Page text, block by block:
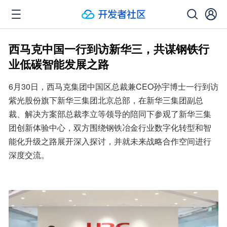
西马克中国一行到访新华三，共谋钢铁行
业低碳智能发展之路
6月30日，西马克集团中国区总裁兼CEO孙宇博士一行到访
紫光股份旗下新华三集团北京总部，在新华三集团副总
裁、解决方案部总裁李立等领导的陪同下参观了新华三集
团创新体验中心，双方围绕钢铁冶金行业数字化转型和智
能化升级之路展开深入探讨，并就未来战略合作空间进行
深度交流。